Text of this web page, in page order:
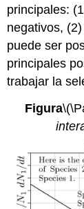
principales:
negativos,
puede ser
principales
trabajar la
Figura